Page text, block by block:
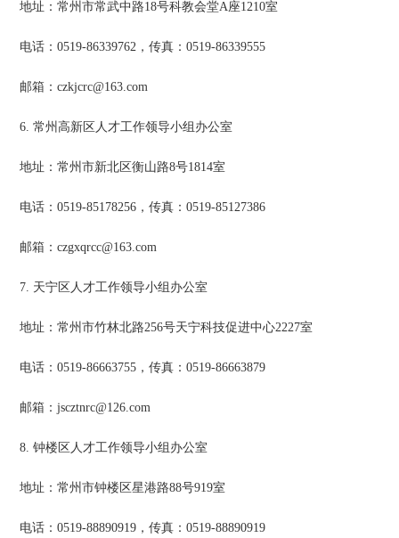
地址：常州市常武中路18号科教会堂A座1210室
电话：0519-86339762，传真：0519-86339555
邮箱：czkjcrc@163.com
6. 常州高新区人才工作领导小组办公室
地址：常州市新北区衡山路8号1814室
电话：0519-85178256，传真：0519-85127386
邮箱：czgxqrcc@163.com
7. 天宁区人才工作领导小组办公室
地址：常州市竹林北路256号天宁科技促进中心2227室
电话：0519-86663755，传真：0519-86663879
邮箱：jscztnrc@126.com
8. 钟楼区人才工作领导小组办公室
地址：常州市钟楼区星港路88号919室
电话：0519-88890919，传真：0519-88890919